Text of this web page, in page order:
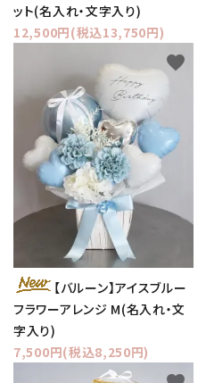
ット(名入れ・文字入り)
12,500円(税込13,750円)
【バルーン】アイスブルー
フラワーアレンジ M(名入れ・文
字入り)
7,500円(税込8,250円)
favorite